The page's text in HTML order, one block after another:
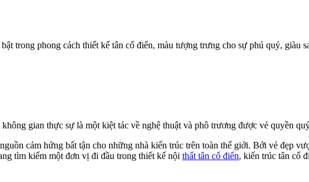
trong phong cách thiết kế tân cổ điển, màu tượng trưng cho sự phú quý, giàu
gian thực sự là một kiệt tác về nghệ thuật và phô trương được vẻ quyền
cảm hứng bất tận cho những nhà kiến trúc trên toàn thế giới. Bởi vẻ đẹp
tìm kiếm một đơn vị đi đầu trong thiết kế nội thất tân cổ điển, kiến trúc tân cổ